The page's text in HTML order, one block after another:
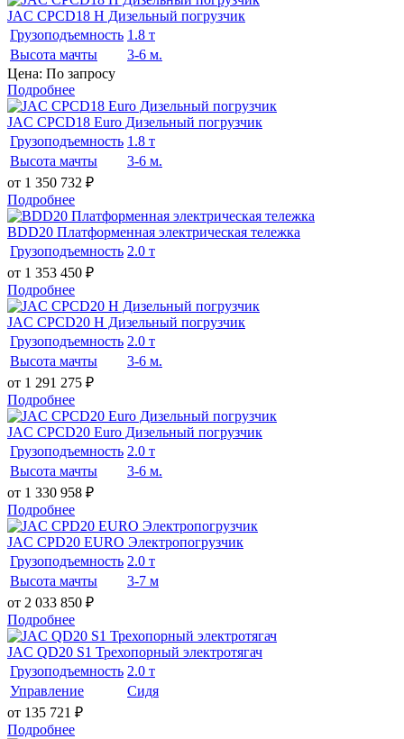
JAC CPCD18 H Дизельный погрузчик
Грузоподъемность 1.8 т
Высота мачты
3-6 м.
Цена: По запросу
Подробнее
JAC CPCD18 Euro Дизельный погрузчик
Грузоподъемность 1.8 т
Высота мачты
3-6 м.
от 1 350 732 ₽
Подробнее
BDD20 Платформенная электрическая тележка
Грузоподъемность 2.0 т
от 1 353 450 ₽
Подробнее
JAC CPCD20 H Дизельный погрузчик
Грузоподъемность 2.0 т
Высота мачты
3-6 м.
от 1 291 275 ₽
Подробнее
JAC CPCD20 Euro Дизельный погрузчик
Грузоподъемность 2.0 т
Высота мачты
3-6 м.
от 1 330 958 ₽
Подробнее
JAC CPD20 EURO Электропогрузчик
Грузоподъемность 2.0 т
Высота мачты
3-7 м
от 2 033 850 ₽
Подробнее
JAC QD20 S1 Трехопорный электротягач
Грузоподъемность 2.0 т
Управление
Сидя
от 135 721 ₽
Подробнее